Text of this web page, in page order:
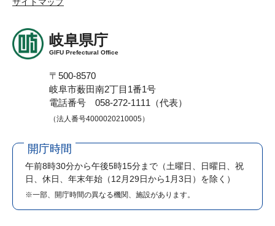
岐阜県庁
GIFU Prefectural Office
〒500-8570
岐阜市薮田南2丁目1番1号
電話番号 058-272-1111（代表）
（法人番号4000020210005）
開庁時間
午前8時30分から午後5時15分まで （土曜日、日曜日、祝
日、休日、年末年始（12月29日から1月3日）を除く）
※一部、開庁時間の異なる機関、施設があります。